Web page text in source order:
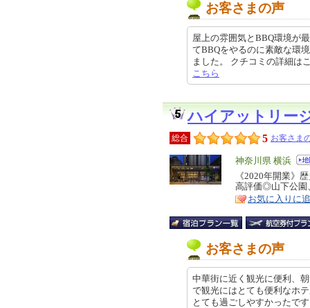
お客さまの声
屋上の雰囲気とBBQ環境が
てBBQをやるのに素敵な環
ました。 クチコミの詳細
こちら
ハイアットリー
総合 5 お客さま
エ
リ
ア
神奈川県 横浜
特
徴
《2020年開業》
高評価◎山下公園
お気に入りに
お客さまの声
中華街に近く観光に便利、
で観光にはとても便利なホ
とても過ごしやすかったで